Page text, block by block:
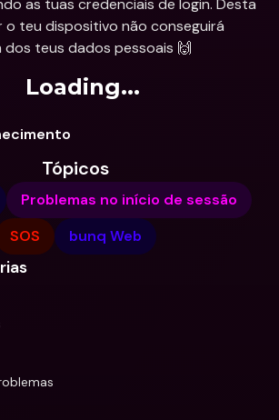
as tuas credenciais de login. Desta
o teu dispositivo não conseguirá
dos teus dados pessoais 🙌
Loading...
Tópicos
Problemas no início de sessão
SOS
bunq Web